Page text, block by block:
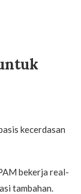
kecerdasan
bekerja real-
tambahan.